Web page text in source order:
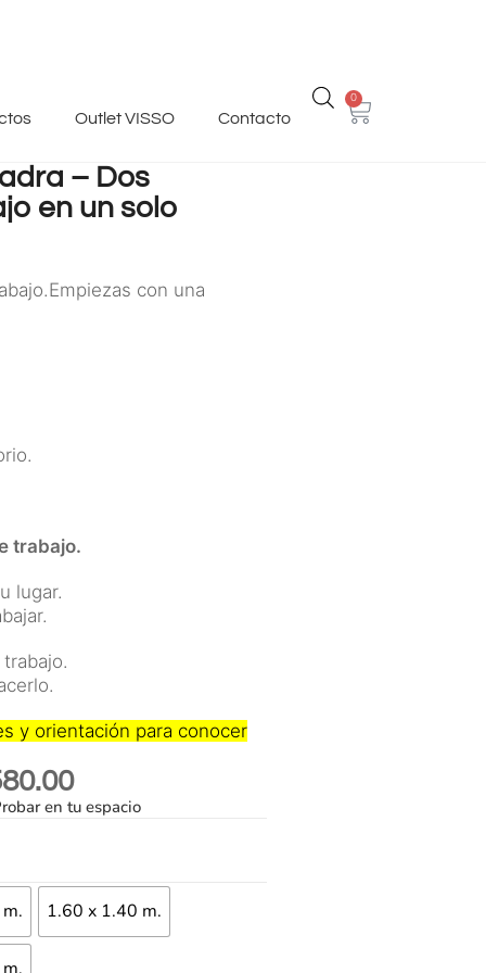
Outlet VISSO Contacto
0
– Dos
en un solo
con una
trabajo.
lugar.
y orientación para conocer
en tu espacio
1.60 x 1.40 m.